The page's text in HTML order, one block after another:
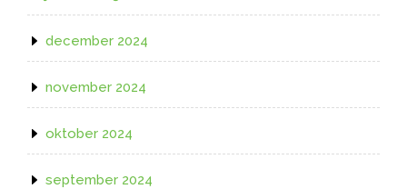
december 2024
november 2024
oktober 2024
september 2024